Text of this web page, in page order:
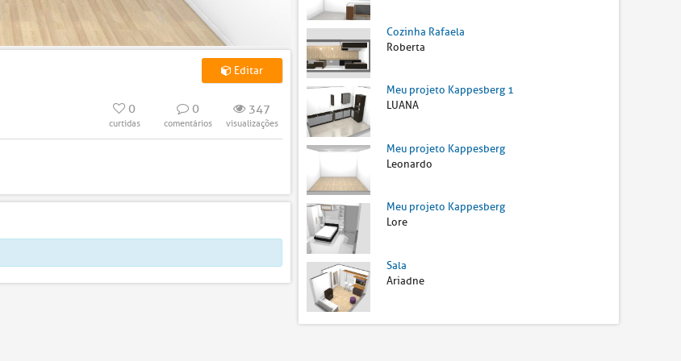
Editar
0
curtidas
0
comentários
347
visualizações
Cozinha Rafaela
Roberta
Meu projeto Kappesberg 1
LUANA
Meu projeto Kappesberg
Leonardo
Meu projeto Kappesberg
Lore
Sala
Ariadne